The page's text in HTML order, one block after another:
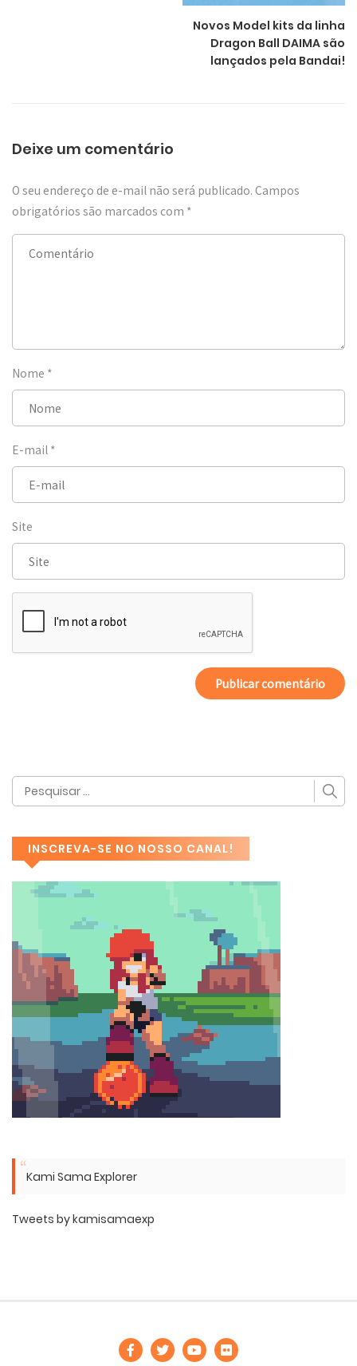
Novos Model kits da linha
Dragon Ball DAIMA são
lançados pela Bandai!
Deixe um comentário
O seu endereço de e-mail não será publicado. Campos
obrigatórios são marcados com *
Nome *
E-mail *
Site
INSCREVA-SE NO NOSSO CANAL!
Kami Sama Explorer
Tweets by kamisamaexp